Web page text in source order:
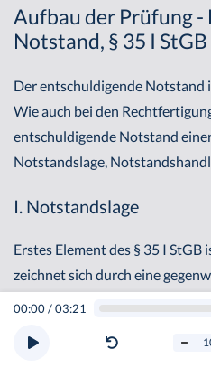
00:00/03:21
Aufbau der Prüfung
Notstand, § 35 I StGB
Der entschuldigende Notstand
Wie auch bei den
entschuldigende Notstand
Notstandslage,
I. Notstandslage
Erstes Element des § 35 I StGB
zeichnet sich durch eine
1. Gefahr